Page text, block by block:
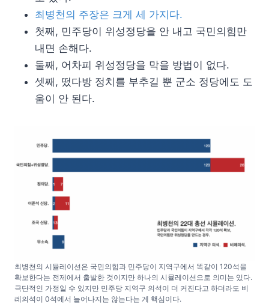
최병천의 주장은 크게 세 가지다.
첫째, 민주당이 위성정당을 안 내고 국민의힘만
내면 손해다.
둘째, 어차피 위성정당을 막을 방법이 없다.
셋째, 떴다방 정치를 부추길 뿐 군소 정당에도 도
움이 안 된다.
최병천의 시뮬레이션은 국민의힘과 민주당이 지역구에서 똑같이 120석을
확보한다는 전제에서 출발한 것이지만 하나의 시뮬레이션으로 의미는 있다.
극단적인 가정일 수 있지만 민주당 지역구 의석이 더 커진다고 하더라도 비
례의석이 0석에서 늘어나지는 않는다는 게 핵심이다.